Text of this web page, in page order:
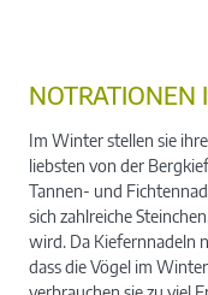
NOTRATIONEN
Im Winter stellen sie
liebsten von der
Tannen- und
sich zahlreiche
wird. Da Kiefernnadeln
dass die Vögel im